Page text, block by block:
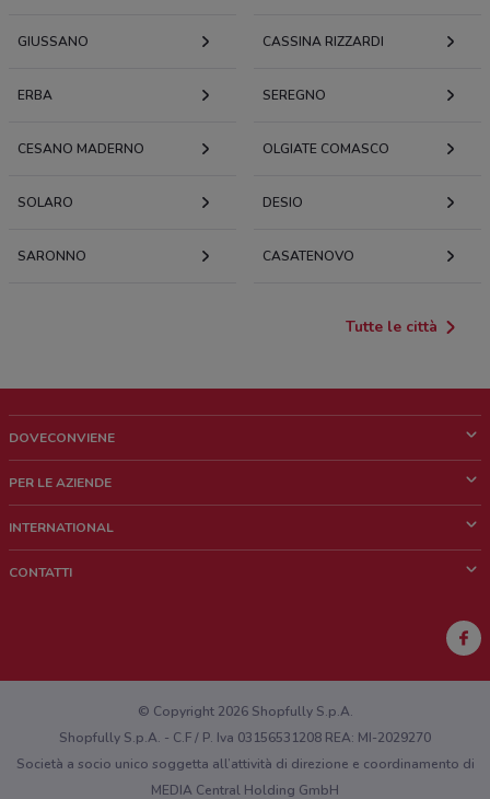
GIUSSANO CASSINA RIZZARDI
ERBA SEREGNO
CESANO MADERNO OLGIATE COMASCO
SOLARO DESIO
SARONNO CASATENOVO
Tutte le città
DOVECONVIENE
Chi siamo
Lavora con noi
PER LE AZIENDE
Richieste commerciali e marketing
INTERNATIONAL
CONTATTI
Hai un malfunzionamento sul web o sull'app?
© Copyright 2026 Shopfully S.p.A.
Shopfully S.p.A. - C.F / P. Iva 03156531208 REA: MI-2029270
Società a socio unico soggetta all’attività di direzione e coordinamento di
MEDIA Central Holding GmbH